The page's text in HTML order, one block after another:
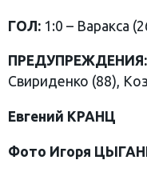
ГОЛ: 1:0 – Варакса
ПРЕДУПРЕЖДЕНИЯ:
Свириденко (88),
Евгений КРАНЦ
Фото Игоря